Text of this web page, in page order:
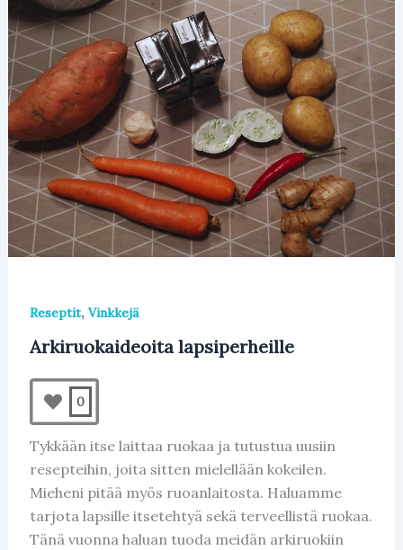
Reseptit, Vinkkejä
Arkiruokaideoita lapsiperheille
0
Tykkään itse laittaa ruokaa ja tutustua uusiin
resepteihin, joita sitten mielellään kokeilen.
Mieheni pitää myös ruoanlaitosta. Haluamme
tarjota lapsille itsetehtyä sekä terveellistä ruokaa.
Tänä vuonna haluan tuoda meidän arkiruokiin